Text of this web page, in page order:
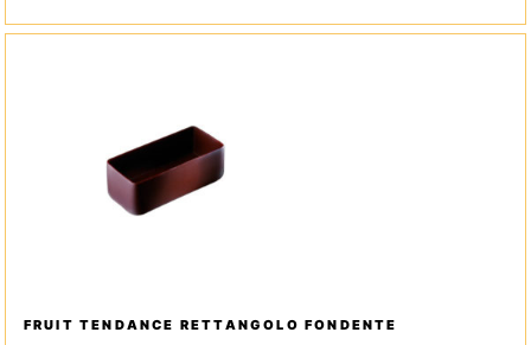
FRUIT TENDANCE RETTANGOLO FONDENTE